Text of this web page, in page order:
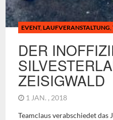
EVENT, LAUFVERANSTALTUNG
DER
ZEISIGWALD
1 JAN. , 2018
Teamclaus verabschiedet